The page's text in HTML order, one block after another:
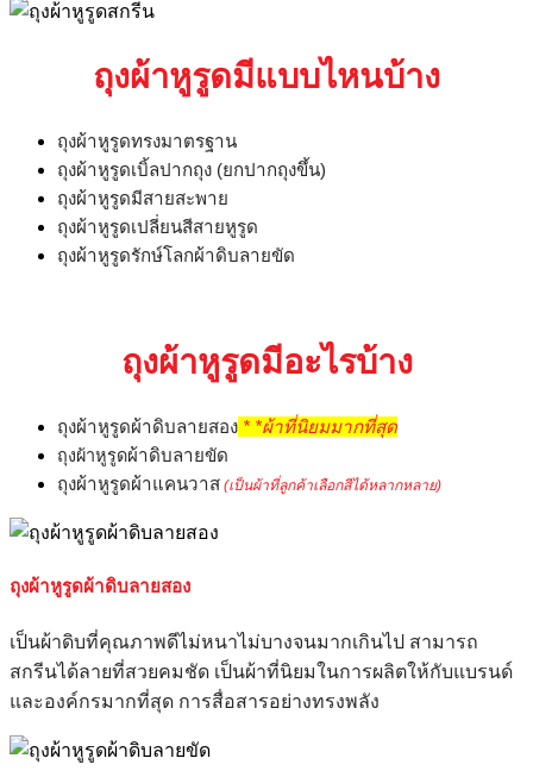
ถุงผ้าหูรูดมีแบบไหนบ้าง
ถุงผ้าหูรูดทรงมาตรฐาน
ถุงผ้าหูรูดเบิ้ลปากถุง (ยกปากถุงขึ้น)
ถุงผ้าหูรูดมีสายสะพาย
ถุงผ้าหูรูดเปลี่ยนสีสายหูรูด
ถุงผ้าหูรูดรักษ์โลกผ้าดิบลายขัด
ถุงผ้าหูรูดมีอะไรบ้าง
ถุงผ้าหูรูดผ้าดิบลายสอง * *ผ้าที่นิยมมากที่สุด
ถุงผ้าหูรูดผ้าดิบลายขัด
ถุงผ้าหูรูดผ้าแคนวาส (เป็นผ้าที่ลูกค้าเลือกสีได้หลากหลาย)
ถุงผ้าหูรูดผ้าดิบลายสอง
เป็นผ้าดิบที่คุณภาพดีไม่หนาไม่บางจนมากเกินไป สามารถ
สกรีนได้ลายที่สวยคมชัด เป็นผ้าที่นิยมในการผลิตให้กับแบรนด์
และองค์กรมากที่สุด การสื่อสารอย่างทรงพลัง